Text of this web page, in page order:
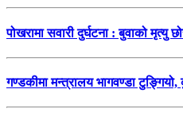
पोखरामा सवारी दुर्घटना : बुवाको मृत्यु
गण्डकीमा मन्त्रालय भागवण्डा